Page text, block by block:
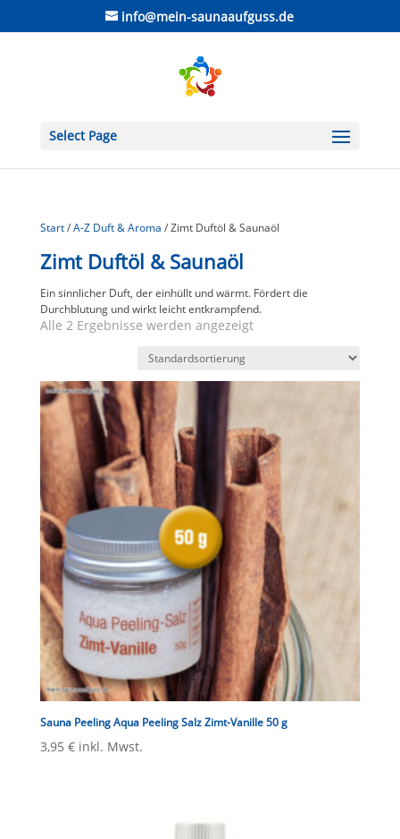
info@mein-saunaaufguss.de
Select Page
Start/A-Z Duft & Aroma / Zimt Duftöl & Saunaöl
Zimt Duftöl & Saunaöl
Ein sinnlicher Duft, der einhüllt und wärmt. Fördert die
Durchblutung und wirkt leicht entkrampfend.
Alle 2 Ergebnisse werden angezeigt
Sauna Peeling Aqua Peeling Salz Zimt-Vanille 50 g
3,95 € inkl. Mwst.